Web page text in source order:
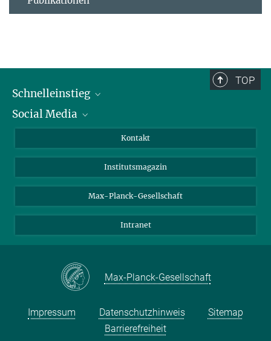
TOP
Schnelleinstieg
Alumni
Schulen
Studierende
Social Media
Facebook
YouTube
Kontakt
Institutsmagazin
Max-Planck-Gesellschaft
Intranet
Max-Planck-Gesellschaft
Impressum Datenschutzhinweis
Sitemap
Barrierefreiheit